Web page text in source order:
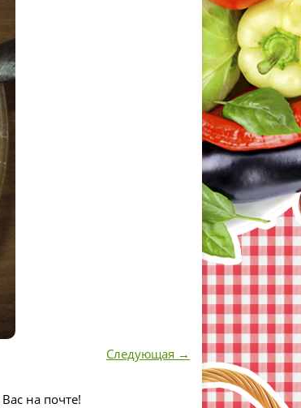
Следующая →
на почте!